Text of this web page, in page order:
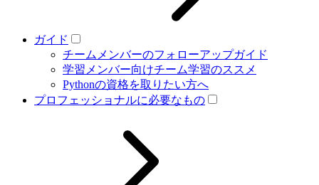
ガイド
チームメンバーのフォローアップガイド
学習メンバー向けチーム学習のススメ
Pythonの資格を取りたい方へ
プロフェッショナルに必要なもの